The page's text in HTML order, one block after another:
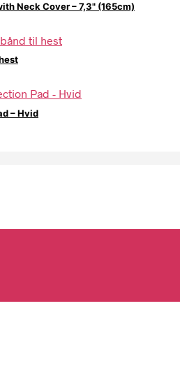
Neck Cover – 7,3" (165cm)
– Hvid